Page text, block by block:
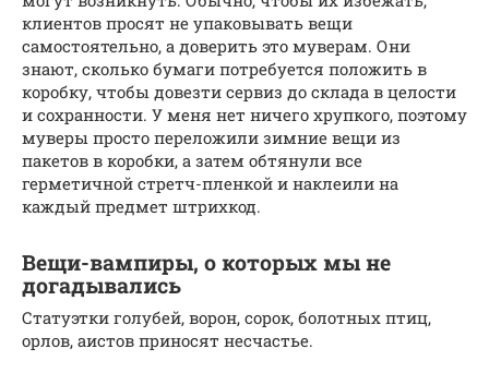
клиентов просят не упаковывать вещи
самостоятельно, а доверить это муверам. Они
знают, сколько бумаги потребуется положить в
коробку, чтобы довезти сервиз до склада в целости
и сохранности. У меня нет ничего хрупкого, поэтому
муверы просто переложили зимние вещи из
пакетов в коробки, а затем обтянули все
герметичной стретч-пленкой и наклеили на
каждый предмет штрихкод.
Вещи-вампиры, о которых мы не
догадывались
Статуэтки голубей, ворон, сорок, болотных птиц,
орлов, аистов приносят несчастье.